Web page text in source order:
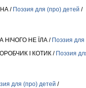
/ Поэзия для (про) детей /
НІЧОГО НЕ ЇЛА / Поэзия
І КОТИК / Поэзия
для (про) детей /